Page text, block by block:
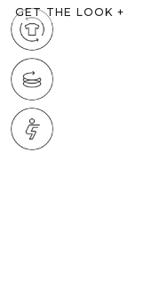
GET THE LOOK +